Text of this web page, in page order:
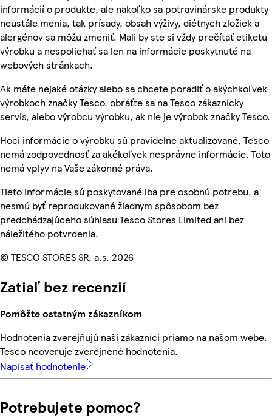
informácií o produkte, ale nakoľko sa potravinárske produkty
neustále menia, tak prísady, obsah výživy, diétnych zložiek a
alergénov sa môžu zmeniť. Mali by ste si vždy prečítať etiketu
výrobku a nespoliehať sa len na informácie poskytnuté na
webových stránkach.
Ak máte nejaké otázky alebo sa chcete poradiť o akýchkoľvek
výrobkoch značky Tesco, obráťte sa na Tesco zákaznícky
servis, alebo výrobcu výrobku, ak nie je výrobok značky Tesco.
Hoci informácie o výrobku sú pravidelne aktualizované, Tesco
nemá zodpovednosť za akékoľvek nesprávne informácie. Toto
nemá vplyv na Vaše zákonné práva.
Tieto informácie sú poskytované iba pre osobnú potrebu, a
nesmú byť reprodukované žiadnym spôsobom bez
predchádzajúceho súhlasu Tesco Stores Limited ani bez
náležitého potvrdenia.
© TESCO STORES SR, a.s. 2026
Zatiaľ bez recenzií
Pomôžte ostatným zákazníkom
Hodnotenia zverejňujú naši zákazníci priamo na našom webe.
Tesco neoveruje zverejnené hodnotenia.
Napísať hodnotenie
Potrebujete pomoc?